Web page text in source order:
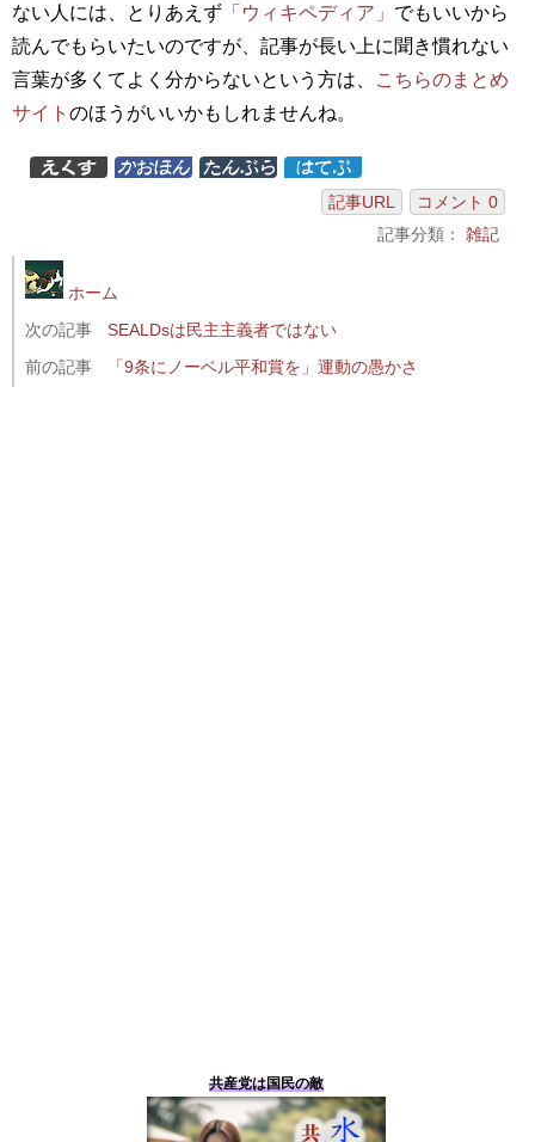
ない人には、とりあえず 「ウィキペディア」 でもいいから
読んでもらいたいのですが、記事が長い上に聞き慣れない
言葉が多くてよく分からないという方は、
こちらのまとめ
サイト のほうがいいかもしれませんね。
記事URL
コメント 0
記事分類： 雑記
ホーム
次の記事
SEALDsは民主主義者ではない
前の記事
「9条にノーベル平和賞を」運動の愚かさ
共産党は国民の敵